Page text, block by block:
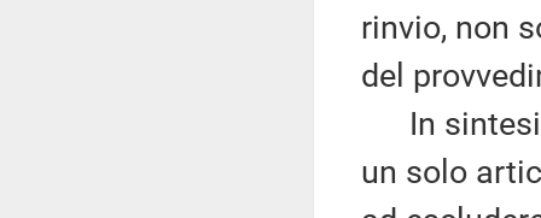
rinvio, non
del
In sintesi,
un solo